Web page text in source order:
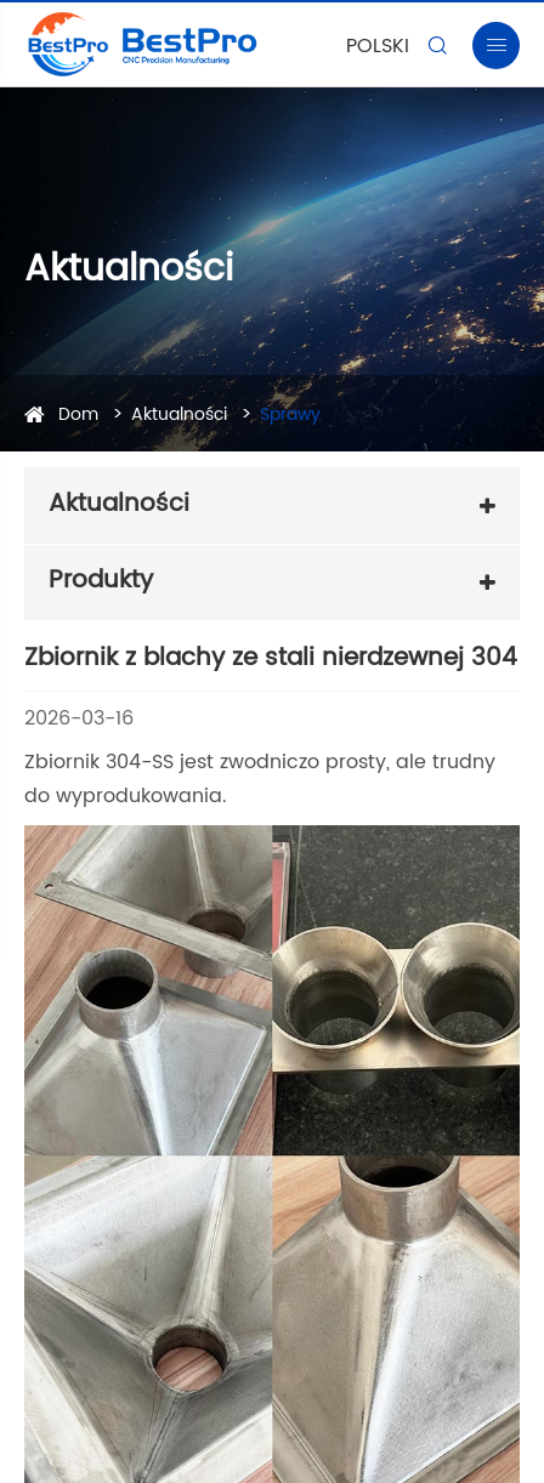
POLSKI  
Aktualności
Dom Aktualności Sprawy
Aktualności
Produkty
Zbiornik z blachy ze stali nierdzewnej 304
2026-03-16
Zbiornik 304-SS jest zwodniczo prosty, ale trudny
do wyprodukowania.